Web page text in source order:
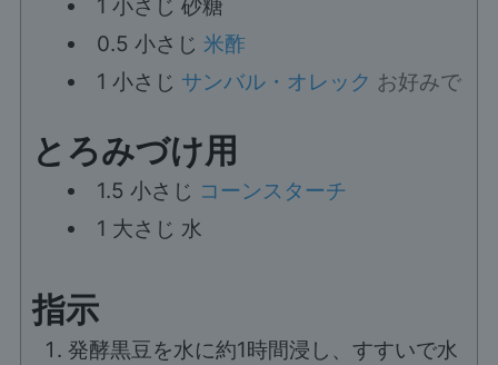
1 小さじ 砂糖
0.5 小さじ 米酢
1 小さじ サンバル・オレック お好みで
とろみづけ用
1.5 小さじ コーンスターチ
1 大さじ 水
指示
発酵黒豆を水に約1時間浸し、すすいで水